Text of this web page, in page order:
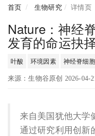
首页 生物研究 详情页
Nature：神经
发育的命运抉
叶酸 环境因素 神经脊细胞
来源：生物谷原创 2026-04-
来自美国犹他大学
通过研究利用创新